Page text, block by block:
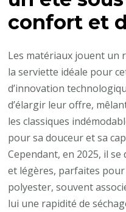
confort et
Les matériaux jouent un
la serviette idéale pour
d’innovation
d’élargir leur offre,
les classiques
pour sa douceur et sa
Cependant, en 2025, il
et légères, parfaites
polyester, souvent
lui une rapidité de